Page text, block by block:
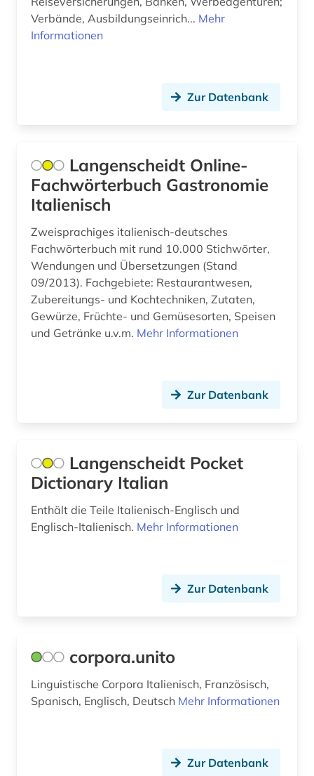
Verbände, Ausbildungseinrich... Mehr
Informationen
Zur Datenbank
Langenscheidt Online-
Fachwörterbuch Gastronomie
Italienisch
Zweisprachiges italienisch-deutsches
Fachwörterbuch mit rund 10.000 Stichwörter,
Wendungen und Übersetzungen (Stand
09/2013). Fachgebiete: Restaurantwesen,
Zubereitungs- und Kochtechniken, Zutaten,
Gewürze, Früchte- und Gemüsesorten, Speisen
und Getränke u.v.m. Mehr Informationen
Zur Datenbank
Langenscheidt Pocket
Dictionary Italian
Enthält die Teile Italienisch-Englisch und
Englisch-Italienisch. Mehr Informationen
Zur Datenbank
corpora.unito
Linguistische Corpora Italienisch, Französisch,
Spanisch, Englisch, Deutsch Mehr Informationen
Zur Datenbank